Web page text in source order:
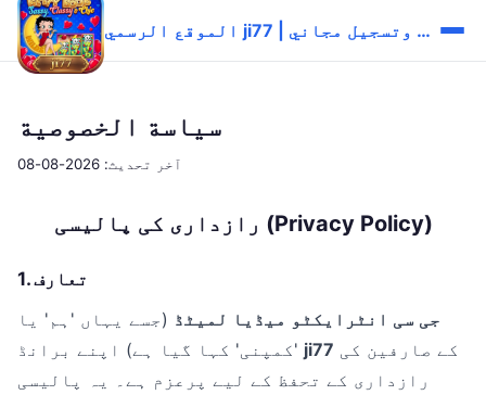
الموقع الرسمي ji77 | تحميل وتسجيل مجاني
سياسة الخصوصية
آخر تحديث: 2026-08-08
رازداری کی پالیسی (Privacy Policy)
1. تعارف
جی سی انٹرایکٹو میڈیا لمیٹڈ (جسے یہاں 'ہم' یا
ji77
رازداری کے تحفظ کے لیے پرعزم ہے۔ یہ پالیسی